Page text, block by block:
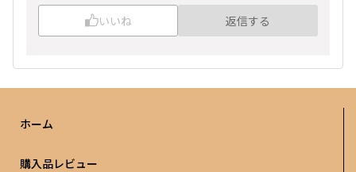
いいね 返信する
ホーム
購入品レビュー